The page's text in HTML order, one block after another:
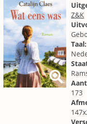
Z&K
Taal:
173